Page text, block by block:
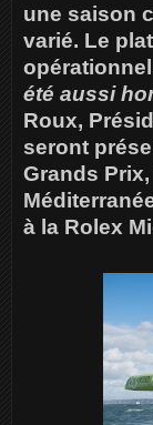
une saison
varié. Le
été aussi
Roux,
seront
Grands
à la Rolex